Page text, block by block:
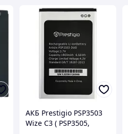
АКБ Prestigio PSP3503
Wize C3 ( PSP3505,